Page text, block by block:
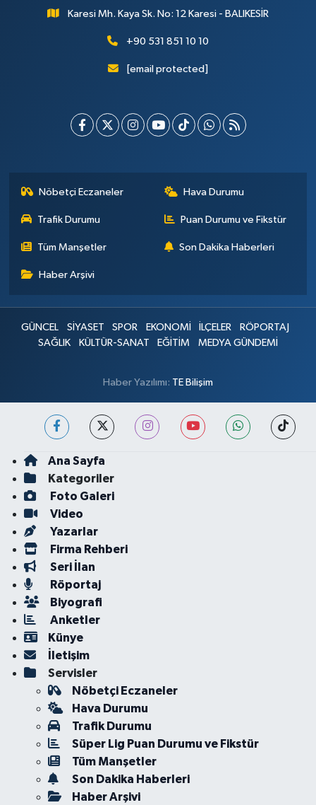
Karesi Mh. Kaya Sk. No: 12 Karesi - BALIKESİR
+90 531 851 10 10
[email protected]
Nöbetçi Eczaneler Hava Durumu
Trafik Durumu Puan Durumu ve Fikstür
Tüm Manşetler Son Dakika Haberleri
Haber Arşivi
GÜNCEL SİYASET SPOR EKONOMİ İLÇELER
RÖPORTAJ
SAĞLIK
KÜLTÜR-SANAT EĞİTİM MEDYA GÜNDEMİ
Haber Yazılımı: TE Bilişim
Ana Sayfa
Kategoriler
Foto Galeri
Video
Yazarlar
Firma Rehberi
Seri İlan
Röportaj
Biyografi
Anketler
Künye
İletişim
Servisler
Nöbetçi Eczaneler
Hava Durumu
Trafik Durumu
Süper Lig Puan Durumu ve Fikstür
Tüm Manşetler
Son Dakika Haberleri
Haber Arşivi